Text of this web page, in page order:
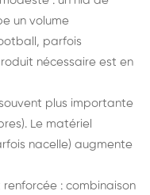
un volume
parfois
nécessaire est en
plus importante
Le matériel
nacelle) augmente
renforcée : combinaison